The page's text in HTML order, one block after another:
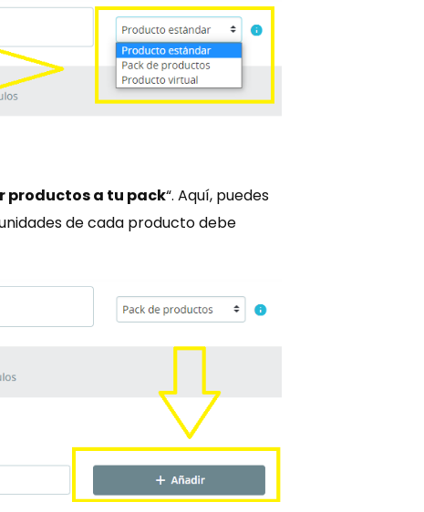
productos a tu pack“. Aquí, puedes
de cada producto debe